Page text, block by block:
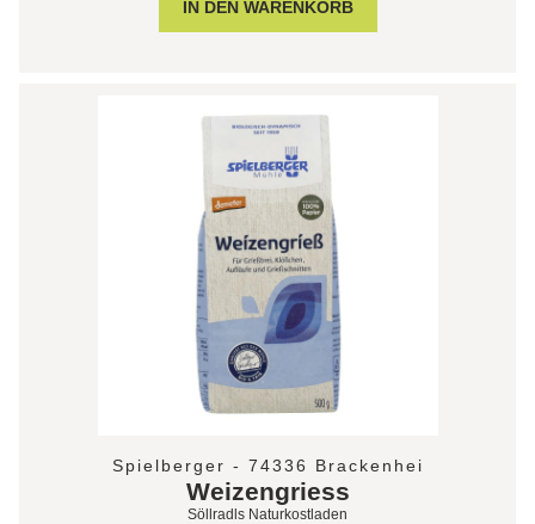
Spielberger - 74336 Brackenhei
Weizengriess
Söllradls Naturkostladen